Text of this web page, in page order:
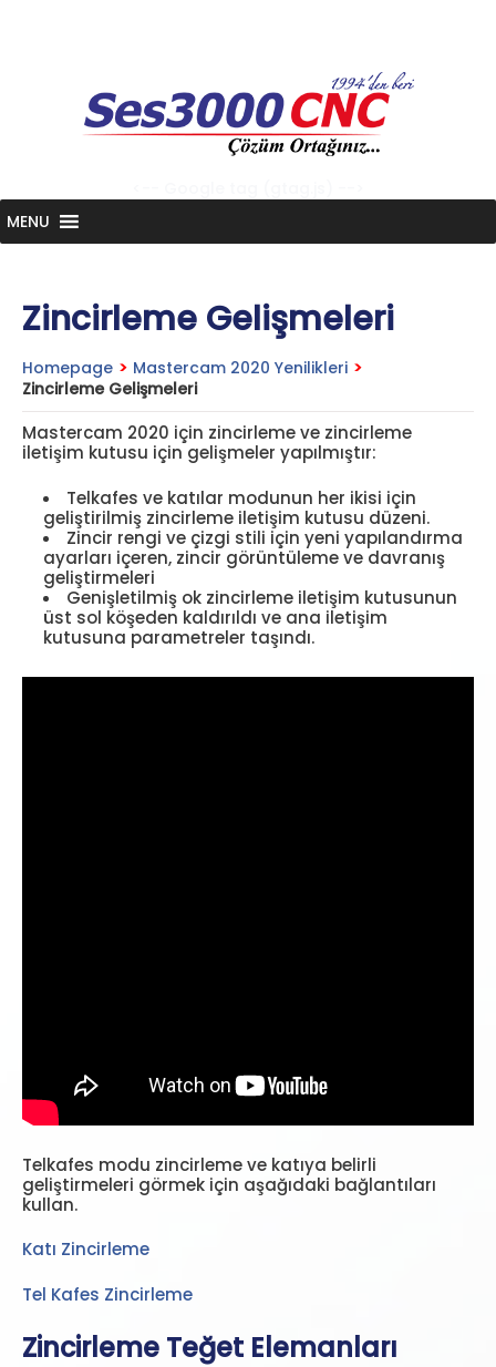
content
MENU
Zincirleme Gelişmeleri
Homepage > Mastercam 2020 Yenilikleri >
Zincirleme Gelişmeleri
Mastercam 2020 için zincirleme ve zincirleme
iletişim kutusu için gelişmeler yapılmıştır:
Telkafes ve katılar modunun her ikisi için
geliştirilmiş zincirleme iletişim kutusu düzeni.
Zincir rengi ve çizgi stili için yeni yapılandırma
ayarları içeren, zincir görüntüleme ve davranış
geliştirmeleri
Genişletilmiş ok zincirleme iletişim kutusunun
üst sol köşeden kaldırıldı ve ana iletişim
kutusuna parametreler taşındı.
Telkafes modu zincirleme ve katıya belirli
geliştirmeleri görmek için aşağıdaki bağlantıları
kullan.
Katı Zincirleme
Tel Kafes Zincirleme
Zincirleme Teğet Elemanları